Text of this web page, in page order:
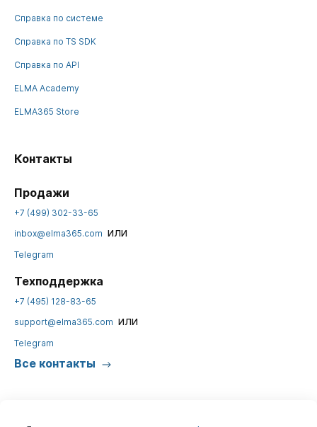
Справка по системе
Справка по TS SDK
Справка по API
ELMA Academy
ELMA365 Store
Контакты
Продажи
+7 (499) 302-33-65
inbox@elma365.com или
Telegram
Техподдержка
+7 (495) 128-83-65
support@elma365.com или
Telegram
Все контакты